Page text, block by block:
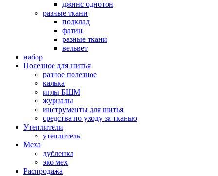
джинс однотон
разные ткани
подклад
фатин
разные ткани
вельвет
набор
Полезное для шитья
разное полезное
калька
иглы БШМ
журналы
инструменты для шитья
средства по уходу за тканью
Утеплители
утеплитель
Меха
дубленка
эко мех
Распродажа